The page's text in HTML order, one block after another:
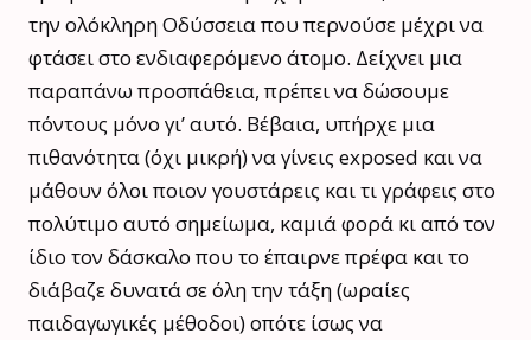
την ολόκληρη Οδύσσεια που περνούσε μέχρι να
φτάσει στο ενδιαφερόμενο άτομο. Δείχνει μια
παραπάνω προσπάθεια, πρέπει να δώσουμε
πόντους μόνο γι’ αυτό. Βέβαια, υπήρχε μια
πιθανότητα (όχι μικρή) να γίνεις exposed και να
μάθουν όλοι ποιον γουστάρεις και τι γράφεις στο
πολύτιμο αυτό σημείωμα, καμιά φορά κι από τον
ίδιο τον δάσκαλο που το έπαιρνε πρέφα και το
διάβαζε δυνατά σε όλη την τάξη (ωραίες
παιδαγωγικές μέθοδοι) οπότε ίσως να